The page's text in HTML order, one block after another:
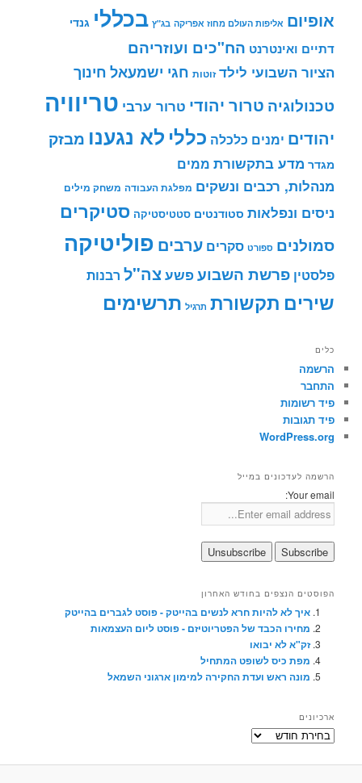
אופיום אליפות העולם מחוז אפריקה בג"ץ בכללי גנדי
דתיים ואינטרנט הח"כים ועוזריהם
הציור השבועי לילד זוטות חגי ישמעאל חינוך
טכנולוגיה טרור יהודי טרור ערבי טריוויה
יהודים ימנים כלכלה כללי לא נגענו מבזק
מגדר מדע בתקשורת ממים
מנהלות, רכבים ונשקים מפלגת העבודה משחק מילים
ניסים ונפלאות סטודנטים סטטיסטיקה סטיקרים
סמולנים ספורט סקרים ערבים פוליטיקה
פלסטין פרשת השבועפשעצה"ל רבנות
שירים תקשורת תרגיל תרשימים
כלים
הרשמה
התחבר
פיד רשומות
פיד תגובות
WordPress.org
הרשמה לעדכונים במייל
Your email:
הפוסטים הנצפים בחודש האחרון
איך לא להיות חרא לנשים בהייטק - פוסט לגברים בהייטק
מחירו הכבד של הפטריוטיזם - פוסט ליום העצמאות
זק"א לא יבואו
מפת כיס לשופט המתחיל
מונה ראש ועדת החקירה למימון ארגוני השמאל
ארכיונים
ארכיונים